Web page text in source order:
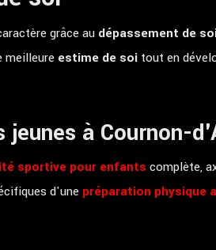
grâce au dépassement de
meilleure estime de soi tout en
à Cournon-
sportive pour enfants complète,
d'une préparation physique